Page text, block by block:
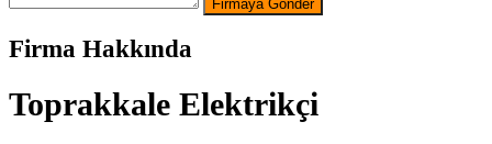
Firma Hakkında
Toprakkale Elektrikçi